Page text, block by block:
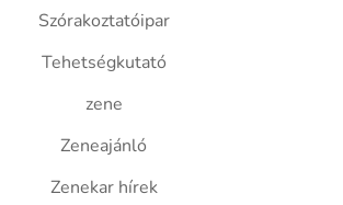
Szórakoztatóipar
Tehetségkutató
zene
Zeneajánló
Zenekar hírek